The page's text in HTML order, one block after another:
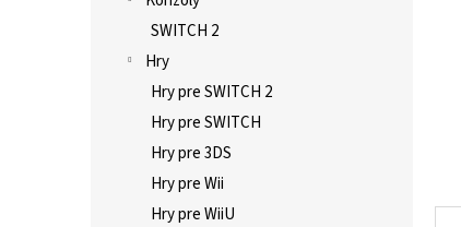
SWITCH 2
Hry
Hry pre SWITCH 2
Hry pre SWITCH
Hry pre 3DS
Hry pre Wii
Hry pre WiiU